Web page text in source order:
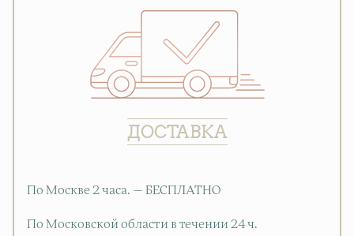
ДОСТАВКА
По Москве 2 часа. — БЕСПЛАТНО
По Московской области в течении 24 ч.